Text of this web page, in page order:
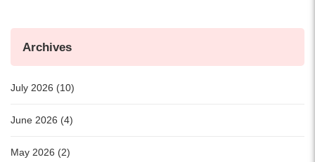
Archives
July 2026 (10)
June 2026 (4)
May 2026 (2)